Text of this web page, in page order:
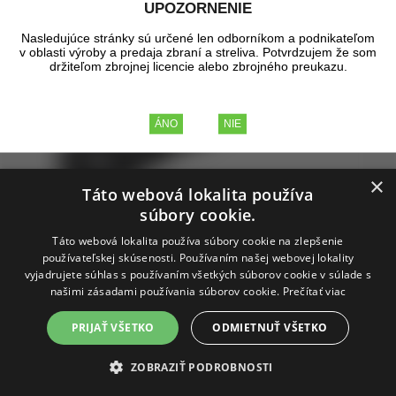
M-LOK Cantilever Rail / Light Mount -
UPOZORNENIE
Nasledujúce stránky sú určené len odborníkom a podnikateľom
v oblasti výroby a predaja zbraní a streliva. Potvrdzujem že som
držiteľom zbrojnej licencie alebo zbrojného preukazu.
×
Táto webová lokalita používa
súbory cookie.
Táto webová lokalita používa súbory cookie na zlepšenie
používateľskej skúsenosti. Používaním našej webovej lokality
vyjadrujete súhlas s používaním všetkých súborov cookie v súlade s
našimi zásadami používania súborov cookie. Prečítať viac
PRIJAŤ VŠETKO ODMIETNUŤ VŠETKO
ZOBRAZIŤ PODROBNOSTI